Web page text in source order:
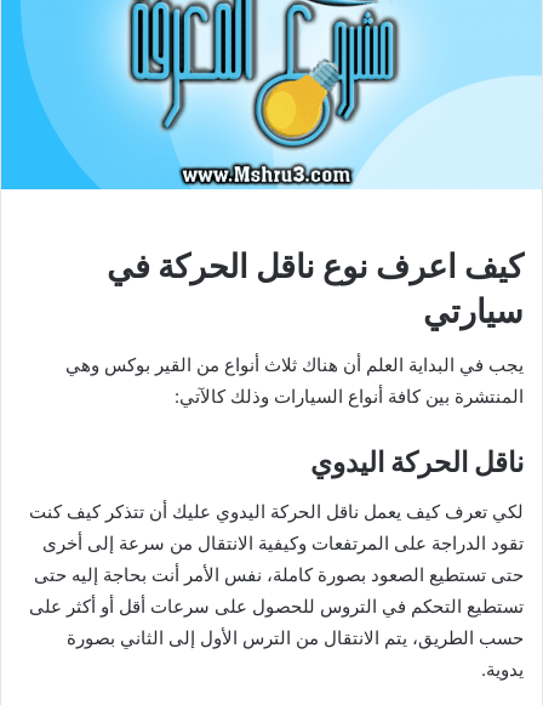
كيف اعرف نوع ناقل الحركة في
سيارتي
يجب في البداية العلم أن هناك ثلاث أنواع من القير بوكس وهي
المنتشرة بين كافة أنواع السيارات وذلك كالآتي:
ناقل الحركة اليدوي
لكي تعرف كيف يعمل ناقل الحركة اليدوي عليك أن تتذكر كيف كنت
تقود الدراجة على المرتفعات وكيفية الانتقال من سرعة إلى أخرى
حتى تستطيع الصعود بصورة كاملة، نفس الأمر أنت بحاجة إليه حتى
تستطيع التحكم في التروس للحصول على سرعات أقل أو أكثر على
حسب الطريق، يتم الانتقال من الترس الأول إلى الثاني بصورة
يدوية.